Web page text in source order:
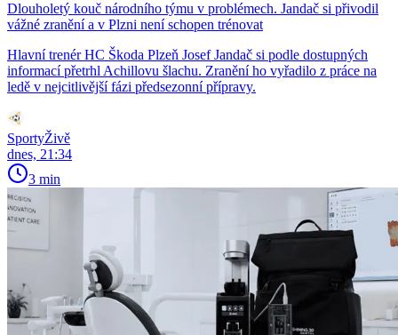
Dlouholetý kouč národního týmu v problémech. Jandač si přivodil
vážné zranění a v Plzni není schopen trénovat
Hlavní trenér HC Škoda Plzeň Josef Jandač si podle dostupných
informací přetrhl Achillovu šlachu. Zranění ho vyřadilo z práce na
ledě v nejcitlivější fázi předsezonní přípravy.
SportyŽivě
dnes, 21:34
3 min